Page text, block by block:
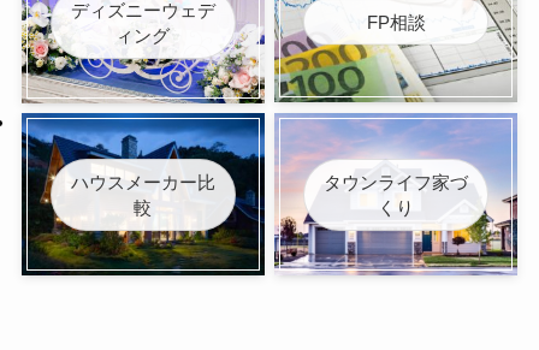
ディズニーウェデ
ィング
FP相談
ハウスメーカー比
較
タウンライフ家づ
くり